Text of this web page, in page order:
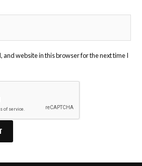
and website in this browser for the next time I